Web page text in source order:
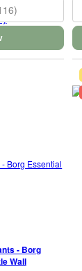
- Borg
Wall